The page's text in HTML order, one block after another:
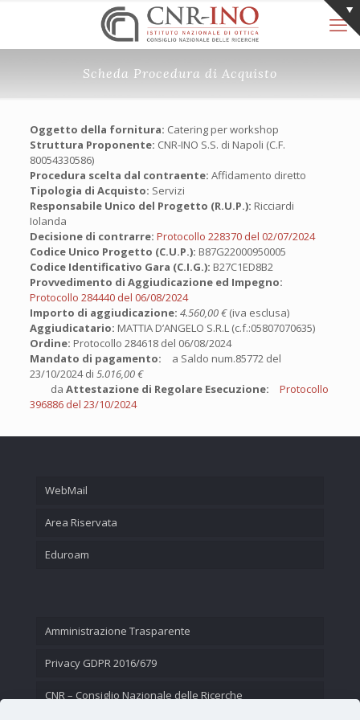
Scheda Procedura di Acquisto
Oggetto della fornitura: Catering per workshop
Struttura Proponente: CNR-INO S.S. di Napoli (C.F.
80054330586)
Procedura scelta dal contraente: Affidamento diretto
Tipologia di Acquisto: Servizi
Responsabile Unico del Progetto (R.U.P.): Ricciardi
Iolanda
Decisione di contrarre: Protocollo 228370 del 02/07/2024
Codice Unico Progetto (C.U.P.): B87G22000950005
Codice Identificativo Gara (C.I.G.): B27C1ED8B2
Provvedimento di Aggiudicazione ed Impegno:
Protocollo 284440 del 06/08/2024
Importo di aggiudicazione: 4.560,00 €(iva esclusa)
Aggiudicatario: MATTIA D’ANGELO S.R.L (c.f.:05807070635)
Ordine: Protocollo 284618 del 06/08/2024
Mandato di pagamento: a Saldo num.85772 del
23/10/2024 di 5.016,00 €
da Attestazione di Regolare Esecuzione:
Protocollo
396886 del 23/10/2024
WebMail
Area Riservata
Eduroam
Amministrazione Trasparente
Privacy GDPR 2016/679
CNR – Consiglio Nazionale delle Ricerche